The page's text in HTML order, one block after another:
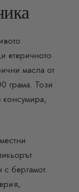
етеричното
масла от
грама. Този
консумира,
бергамот.